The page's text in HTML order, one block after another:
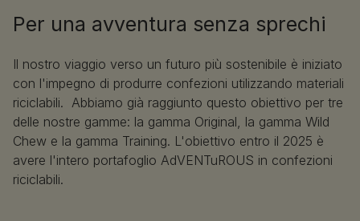
Per una avventura senza sprechi
Il nostro viaggio verso un futuro più sostenibile è iniziato
con l'impegno di produrre confezioni utilizzando materiali
riciclabili. Abbiamo già raggiunto questo obiettivo per tre
delle nostre gamme: la gamma Original, la gamma Wild
Chew e la gamma Training. L'obiettivo entro il 2025 è
avere l'intero portafoglio AdVENTuROUS in confezioni
riciclabili.